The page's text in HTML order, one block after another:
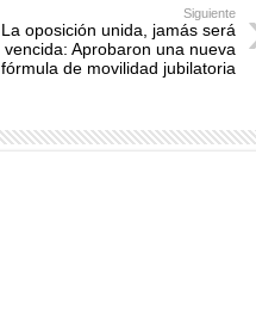
Siguiente
La oposición unida, jamás será
vencida: Aprobaron una nueva
fórmula de movilidad jubilatoria